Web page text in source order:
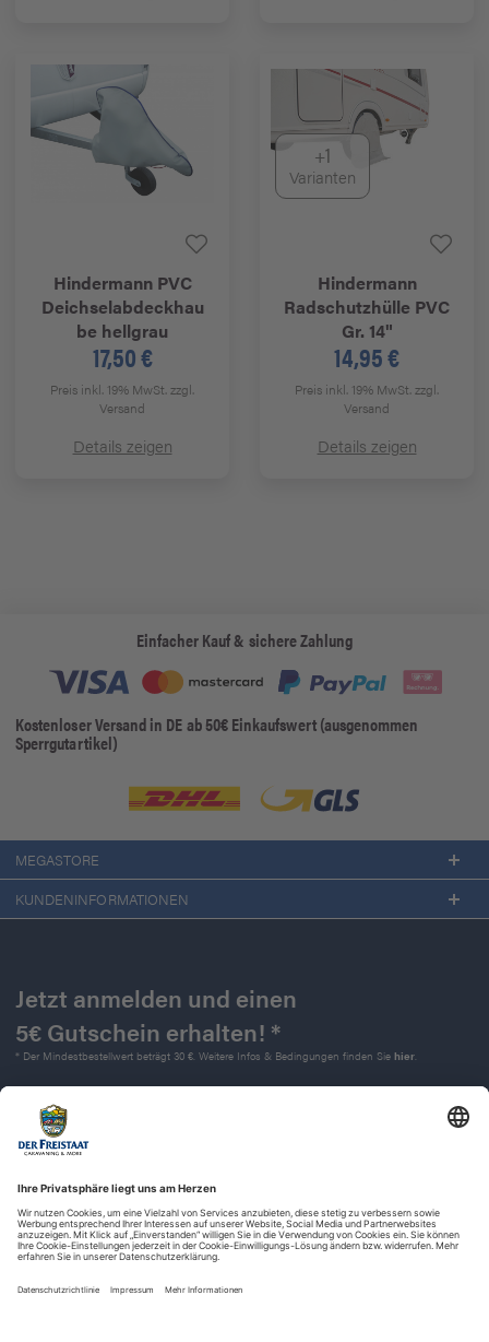
HindermannPVC
Deichselabdeckhau
be hellgrau
17,50 €
Preis inkl. 19% MwSt.zzgl.
Versand
Details zeigen
+1
Varianten
Hindermann
Radschutzhülle PVC
Gr. 14"
14,95 €
Preis inkl. 19% MwSt.zzgl.
Versand
Details zeigen
Einfacher Kauf & sichere Zahlung
Kostenloser Versand in DE ab 50€ Einkaufswert (ausgenommen
Sperrgutartikel)
MEGASTORE
KUNDENINFORMATIONEN
Jetzt anmelden und einen
5€ Gutschein erhalten! *
* Der Mindestbestellwert beträgt 30 €. Weitere Infos & Bedingungen finden Sie hier.